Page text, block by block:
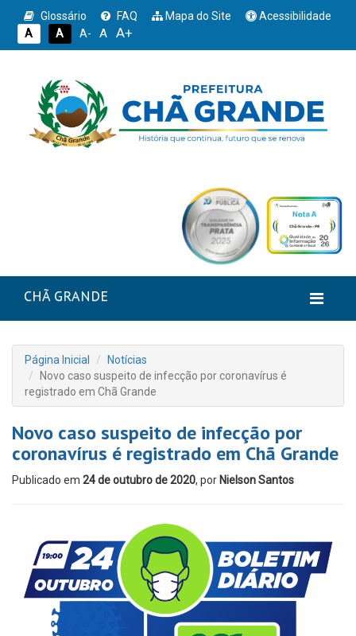
Glossário FAQ Mapa do Site
Acessibilidade
A
A A- A A+
CHÃ GRANDE
Página Inicial
Notícias
Novo caso suspeito de infecção por coronavírus é
registrado em Chã Grande
Novo caso suspeito de infecção por
coronavírus é registrado em Chã Grande
Publicado em 24 de outubro de 2020, por Nielson Santos